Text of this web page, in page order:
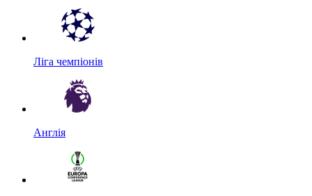
Ліга чемпіонів
Англія